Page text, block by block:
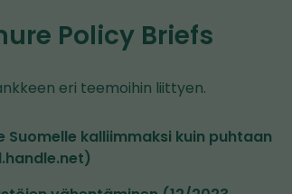
Policy Briefs
eri teemoihin liittyen.
kalliimmaksi kuin puhtaan